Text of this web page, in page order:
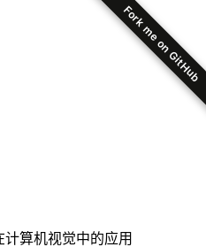
Fork me on GitHub
算机视觉中的应用